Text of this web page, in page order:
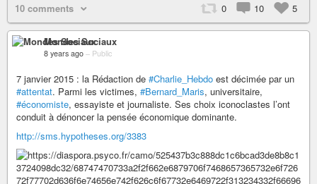
10 comments 0 10 5
Mondes Sociaux
8 years ago – Public
7 janvier 2015 : la Rédaction de #Charlie_Hebdo est décimée par un
#attentat. Parmi les victimes, #Bernard_Maris, universitaire,
#économiste, essayiste et journaliste. Ses choix iconoclastes l’ont
conduit à dénoncer la pensée économique dominante.
http://sms.hypotheses.org/3383